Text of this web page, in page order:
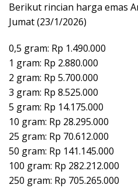
Berikut rincian harga emas
Jumat (23/1/2026)
0,5 gram: Rp 1.490.000
1 gram: Rp 2.880.000
2 gram: Rp 5.700.000
3 gram: Rp 8.525.000
5 gram: Rp 14.175.000
10 gram: Rp 28.295.000
25 gram: Rp 70.612.000
50 gram: Rp 141.145.000
100 gram: Rp 282.212.000
250 gram: Rp 705.265.000